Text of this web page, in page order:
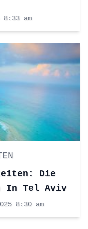
am
Die
In Tel Aviv
8:30 am